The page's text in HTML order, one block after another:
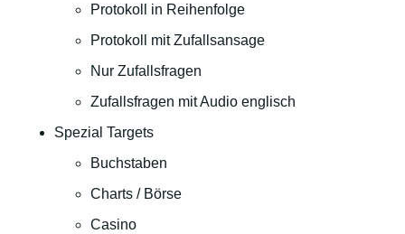
Protokoll in Reihenfolge
Protokoll mit Zufallsansage
Nur Zufallsfragen
Zufallsfragen mit Audio englisch
Spezial Targets
Buchstaben
Charts / Börse
Casino